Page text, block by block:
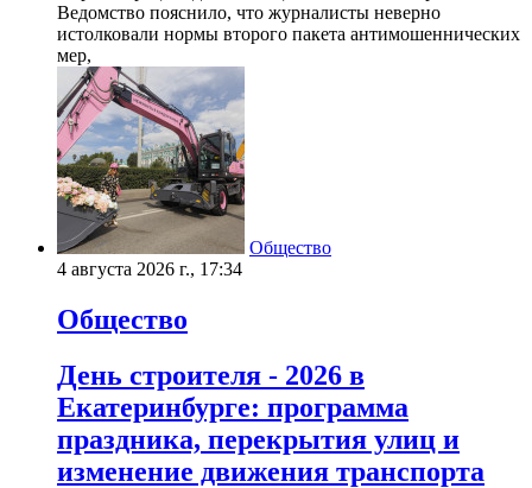
Ведомство пояснило, что журналисты неверно
истолковали нормы второго пакета антимошеннических
мер,
Общество
4 августа 2026 г., 17:34
Общество
День строителя - 2026 в
Екатеринбурге: программа
праздника, перекрытия улиц и
изменение движения транспорта